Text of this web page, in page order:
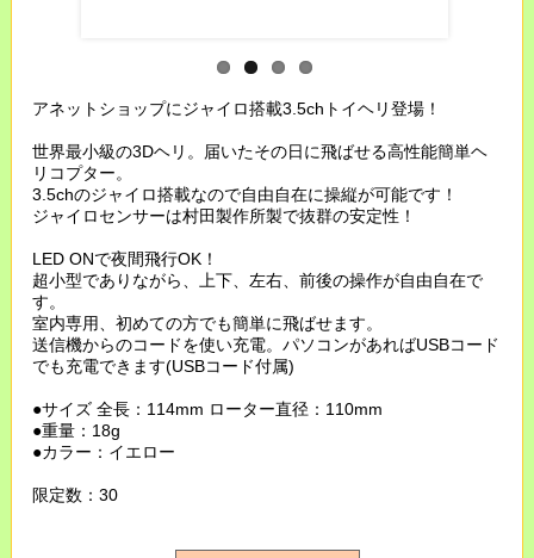
アネットショップにジャイロ搭載3.5chトイヘリ登場！
世界最小級の3Dヘリ。届いたその日に飛ばせる高性能簡単ヘ
リコプター。
3.5chのジャイロ搭載なので自由自在に操縦が可能です！
ジャイロセンサーは村田製作所製で抜群の安定性！
LED ONで夜間飛行OK！
超小型でありながら、上下、左右、前後の操作が自由自在で
す。
室内専用、初めての方でも簡単に飛ばせます。
送信機からのコードを使い充電。パソコンがあればUSBコード
でも充電できます(USBコード付属)
●サイズ 全長：114mm ローター直径：110mm
●重量：18g
●カラー：イエロー
限定数：30